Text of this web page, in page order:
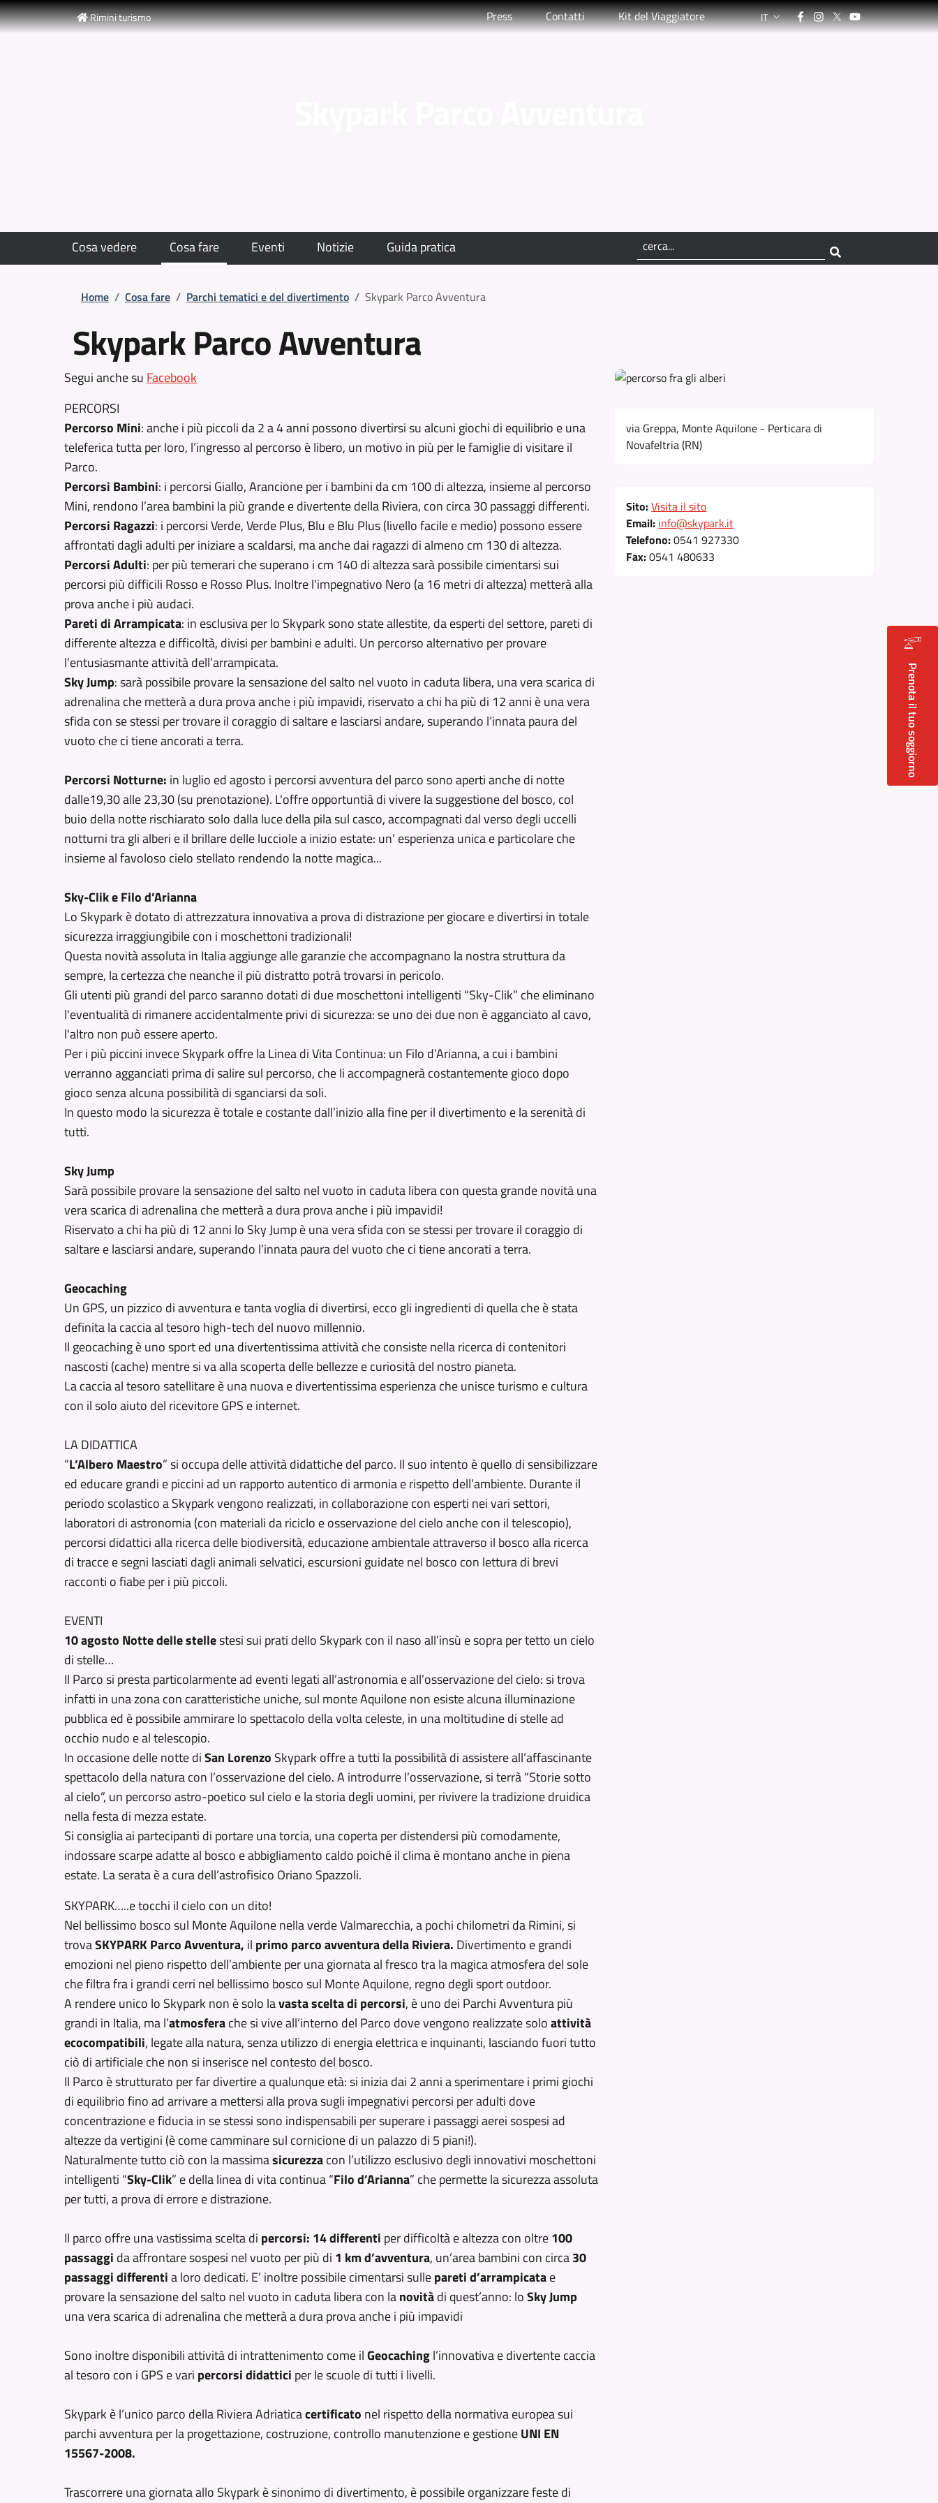
Prenota il tuo soggiorno
Salta al contenuto principale
Skip to footer content
Rimini turismoSlim top Press Contatti Kit del Viaggiatore LANGUAGE SWITCHER: CURRENT
IT Facebook
Instagram
TwitterYouTube
Cosa vedere Cosa fare Eventi Notizie Guida pratica
Briciole di pane
Home / Cosa fare / Parchi tematici e del divertimento / Skypark Parco Avventura
Skypark Parco Avventura
Segui anche su Facebook
PERCORSI
Percorso Mini: anche i più piccoli da 2 a 4 anni possono divertirsi su alcuni giochi di equilibrio e una
teleferica tutta per loro, l’ingresso al percorso è libero, un motivo in più per le famiglie di visitare il
Parco.
Percorsi Bambini: i percorsi Giallo, Arancione per i bambini da cm 100 di altezza, insieme al percorso
Mini, rendono l’area bambini la più grande e divertente della Riviera, con circa 30 passaggi differenti.
Percorsi Ragazzi: i percorsi Verde, Verde Plus, Blu e Blu Plus (livello facile e medio) possono essere
affrontati dagli adulti per iniziare a scaldarsi, ma anche dai ragazzi di almeno cm 130 di altezza.
Percorsi Adulti: per più temerari che superano i cm 140 di altezza sarà possibile cimentarsi sui
percorsi più difficili Rosso e Rosso Plus. Inoltre l’impegnativo Nero (a 16 metri di altezza) metterà alla
prova anche i più audaci.
Pareti di Arrampicata: in esclusiva per lo Skypark sono state allestite, da esperti del settore, pareti di
differente altezza e difficoltà, divisi per bambini e adulti. Un percorso alternativo per provare
l’entusiasmante attività dell’arrampicata.
Sky Jump: sarà possibile provare la sensazione del salto nel vuoto in caduta libera, una vera scarica di
adrenalina che metterà a dura prova anche i più impavidi, riservato a chi ha più di 12 anni è una vera
sfida con se stessi per trovare il coraggio di saltare e lasciarsi andare, superando l’innata paura del
vuoto che ci tiene ancorati a terra.
Percorsi Notturne: in luglio ed agosto i percorsi avventura del parco sono aperti anche di notte
dalle19,30 alle 23,30 (su prenotazione). L'offre opportuntià di vivere la suggestione del bosco, col
buio della notte rischiarato solo dalla luce della pila sul casco, accompagnati dal verso degli uccelli
notturni tra gli alberi e il brillare delle lucciole a inizio estate: un’ esperienza unica e particolare che
insieme al favoloso cielo stellato rendendo la notte magica...
Sky-Clik e Filo d’Arianna
Lo Skypark è dotato di attrezzatura innovativa a prova di distrazione per giocare e divertirsi in totale
sicurezza irraggiungibile con i moschettoni tradizionali!
Questa novità assoluta in Italia aggiunge alle garanzie che accompagnano la nostra struttura da
sempre, la certezza che neanche il più distratto potrà trovarsi in pericolo.
Gli utenti più grandi del parco saranno dotati di due moschettoni intelligenti “Sky-Clik” che eliminano
l'eventualità di rimanere accidentalmente privi di sicurezza: se uno dei due non è agganciato al cavo,
l'altro non può essere aperto.
Per i più piccini invece Skypark offre la Linea di Vita Continua: un Filo d’Arianna, a cui i bambini
verranno agganciati prima di salire sul percorso, che li accompagnerà costantemente gioco dopo
gioco senza alcuna possibilità di sganciarsi da soli.
In questo modo la sicurezza è totale e costante dall’inizio alla fine per il divertimento e la serenità di
tutti.
Sky Jump
Sarà possibile provare la sensazione del salto nel vuoto in caduta libera con questa grande novità una
vera scarica di adrenalina che metterà a dura prova anche i più impavidi!
Riservato a chi ha più di 12 anni lo Sky Jump è una vera sfida con se stessi per trovare il coraggio di
saltare e lasciarsi andare, superando l’innata paura del vuoto che ci tiene ancorati a terra.
Geocaching
Un GPS, un pizzico di avventura e tanta voglia di divertirsi, ecco gli ingredienti di quella che è stata
definita la caccia al tesoro high-tech del nuovo millennio.
Il geocaching è uno sport ed una divertentissima attività che consiste nella ricerca di contenitori
nascosti (cache) mentre si va alla scoperta delle bellezze e curiosità del nostro pianeta.
La caccia al tesoro satellitare è una nuova e divertentissima esperienza che unisce turismo e cultura
con il solo aiuto del ricevitore GPS e internet.
LA DIDATTICA
“L’Albero Maestro” si occupa delle attività didattiche del parco. Il suo intento è quello di sensibilizzare
ed educare grandi e piccini ad un rapporto autentico di armonia e rispetto dell’ambiente. Durante il
periodo scolastico a Skypark vengono realizzati, in collaborazione con esperti nei vari settori,
laboratori di astronomia (con materiali da riciclo e osservazione del cielo anche con il telescopio),
percorsi didattici alla ricerca delle biodiversità, educazione ambientale attraverso il bosco alla ricerca
di tracce e segni lasciati dagli animali selvatici, escursioni guidate nel bosco con lettura di brevi
racconti o fiabe per i più piccoli.
EVENTI
10 agosto Notte delle stellestesi sui prati dello Skypark con il naso all’insù e sopra per tetto un cielo
di stelle…
Il Parco si presta particolarmente ad eventi legati all’astronomia e all’osservazione del cielo: si trova
infatti in una zona con caratteristiche uniche, sul monte Aquilone non esiste alcuna illuminazione
pubblica ed è possibile ammirare lo spettacolo della volta celeste, in una moltitudine di stelle ad
occhio nudo e al telescopio.
In occasione delle notte diSan Lorenzo Skypark offre a tutti la possibilità di assistere all’affascinante
spettacolo della natura con l’osservazione del cielo. A introdurre l’osservazione, si terrà “Storie sotto
al cielo”, un percorso astro-poetico sul cielo e la storia degli uomini, per rivivere la tradizione druidica
nella festa di mezza estate.
Si consiglia ai partecipanti di portare una torcia, una coperta per distendersi più comodamente,
indossare scarpe adatte al bosco e abbigliamento caldo poiché il clima è montano anche in piena
estate. La serata è a cura dell’astrofisico Oriano Spazzoli.
SKYPARK…..e tocchi il cielo con un dito!
Nel bellissimo bosco sul Monte Aquilone nella verde Valmarecchia, a pochi chilometri da Rimini, si
trovaSKYPARK Parco Avventura, il primo parco avventura della Riviera. Divertimento e grandi
emozioni nel pieno rispetto dell’ambiente per una giornata al fresco tra la magica atmosfera del sole
che filtra fra i grandi cerri nel bellissimo bosco sul Monte Aquilone, regno degli sport outdoor.
A rendere unico lo Skypark non è solo lavasta scelta di percorsi, è uno dei Parchi Avventura più
grandi in Italia, ma l’atmosferache si vive all’interno del Parco dove vengono realizzate soloattività
ecocompatibili, legate alla natura, senza utilizzo di energia elettrica e inquinanti, lasciando fuori tutto
ciò di artificiale che non si inserisce nel contesto del bosco.
Il Parco è strutturato per far divertire a qualunque età: si inizia dai 2 anni a sperimentare i primi giochi
di equilibrio fino ad arrivare a mettersi alla prova sugli impegnativi percorsi per adulti dove
concentrazione e fiducia in se stessi sono indispensabili per superare i passaggi aerei sospesi ad
altezze da vertigini (è come camminare sul cornicione di un palazzo di 5 piani!).
Naturalmente tutto ciò con la massimasicurezzacon l’utilizzo esclusivo degli innovativi moschettoni
intelligenti “Sky-Clik” e della linea di vita continua “Filo d’Arianna” che permette la sicurezza assoluta
per tutti, a prova di errore e distrazione.
Il parco offre una vastissima scelta di percorsi: 14 differenti per difficoltà e altezza con oltre100
passaggi da affrontare sospesi nel vuoto per più di 1 km d’avventura, un’area bambini con circa30
passaggi differentia loro dedicati. E’ inoltre possibile cimentarsi sullepareti d’arrampicatae
provare la sensazione del salto nel vuoto in caduta libera con lanovitàdi quest’anno: loSky Jump
una vera scarica di adrenalina che metterà a dura prova anche i più impavidi
Sono inoltre disponibili attività di intrattenimento come ilGeocachingl’innovativa e divertente caccia
al tesoro con i GPS e vari percorsi didattici per le scuole di tutti i livelli.
Skypark è l’unico parco della Riviera Adriaticacertificato nel rispetto della normativa europea sui
parchi avventura per la progettazione, costruzione, controllo manutenzione e gestioneUNI EN
15567-2008.
Trascorrere una giornata allo Skypark è sinonimo di divertimento, è possibile organizzare feste di
via Greppa, Monte Aquilone - Perticara di
Novafeltria (RN)
Sito:Visita il sito
Email: info@skypark.it
Telefono:0541 927330
Fax:0541 480633